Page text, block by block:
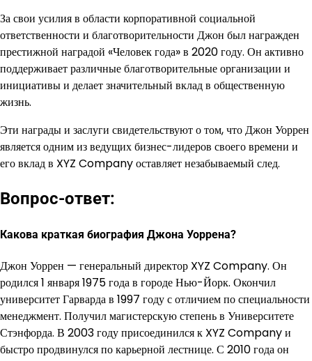
За свои усилия в области корпоративной социальной
ответственности и благотворительности Джон был награжден
престижной наградой «Человек года» в 2020 году. Он активно
поддерживает различные благотворительные организации и
инициативы и делает значительный вклад в общественную
жизнь.
Эти награды и заслуги свидетельствуют о том, что Джон Уоррен
является одним из ведущих бизнес-лидеров своего времени и
его вклад в XYZ Company оставляет незабываемый след.
Вопрос-ответ:
Какова краткая биография Джона Уоррена?
Джон Уоррен — генеральный директор XYZ Company. Он
родился 1 января 1975 года в городе Нью-Йорк. Окончил
университет Гарварда в 1997 году с отличием по специальности
менеджмент. Получил магистерскую степень в Университете
Стэнфорда. В 2003 году присоединился к XYZ Company и
быстро продвинулся по карьерной лестнице. С 2010 года он